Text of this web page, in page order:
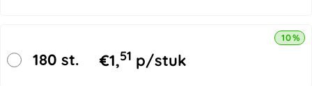
180 st. €1,51 p/stuk
10%